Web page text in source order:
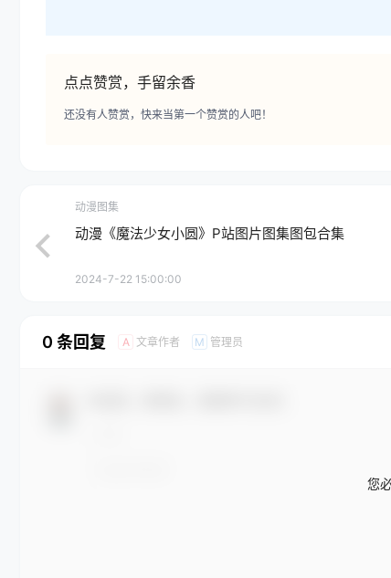
点点赞赏，手留余香
还没有人赞赏，快来当第一个赞赏的人吧！
动漫图集
动漫《魔法少女小圆》P站图片图集图包合集
2024-7-22 15:00:00
0 条回复 A 文章作者 M 管理员
您